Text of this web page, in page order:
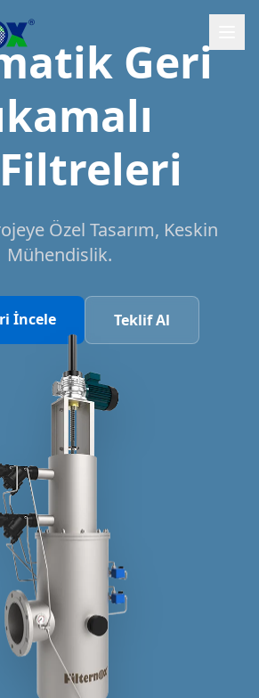
Geri
Özel Tasarım, Keskin
Mühendislik.
İncele Teklif Al